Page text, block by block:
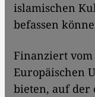
islamischen
befassen
Finanziert
Europäischen
bieten, auf der